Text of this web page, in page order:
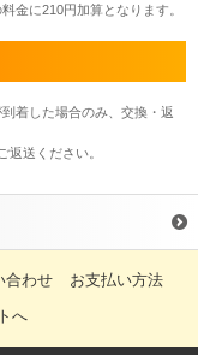
金に210円加算となります。
着した場合のみ、交換・返
返送ください。
合わせ
お支払い方法
へ